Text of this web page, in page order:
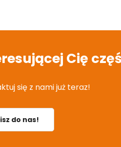
Cię
się z nami już teraz!
do nas!